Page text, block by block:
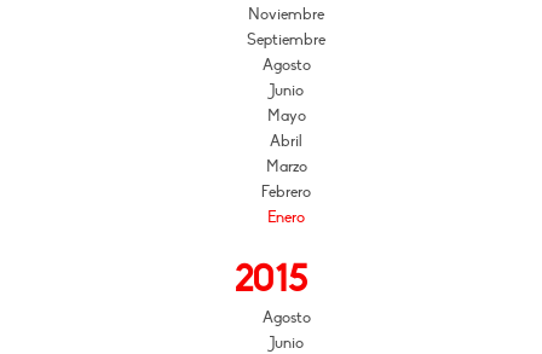
Noviembre
Septiembre
Agosto
Junio
Mayo
Abril
Marzo
Febrero
Enero
2015
Agosto
Junio